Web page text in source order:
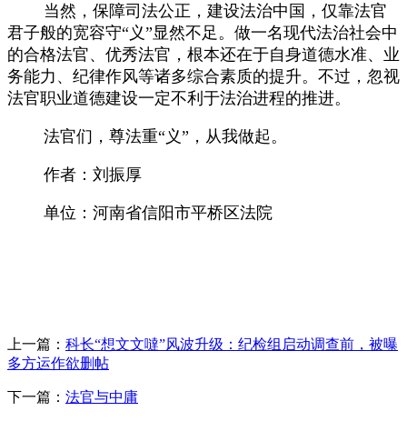
当然，保障司法公正，建设法治中国，仅靠法官
君子般的宽容守“义”显然不足。做一名现代法治社会中
的合格法官、优秀法官，根本还在于自身道德水准、业
务能力、纪律作风等诸多综合素质的提升。不过，忽视
法官职业道德建设一定不利于法治进程的推进。
法官们，尊法重“义”，从我做起。
作者：刘振厚
单位：河南省信阳市平桥区法院
上一篇： 科长“想文文噠”风波升级：纪检组启动调查前，被曝
多方运作欲删帖
下一篇： 法官与中庸